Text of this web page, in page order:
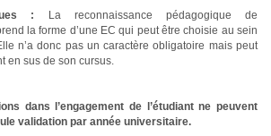
:
La reconnaissance pédagogique de
la forme d’une EC qui peut être choisie au sein
n’a donc pas un caractère obligatoire mais peut
en sus de son cursus.
dans l’engagement de l’étudiant ne peuvent
validation par année universitaire.